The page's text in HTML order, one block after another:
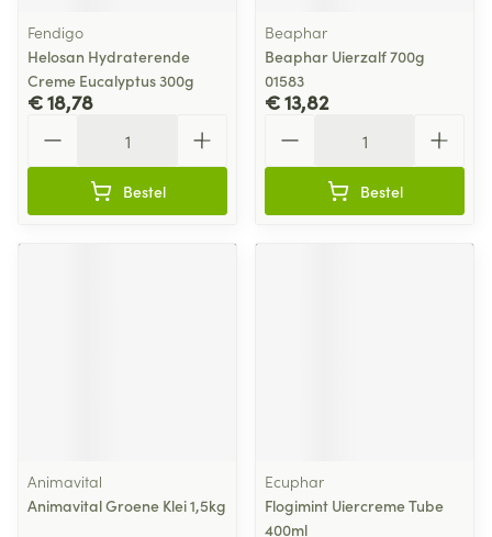
Fendigo
Helosan Hydraterende
Creme Eucalyptus 300g
€ 18,78
Bestel
Beaphar
Beaphar Uierzalf 700g
01583
€ 13,82
Bestel
Animavital
Animavital Groene Klei 1,5kg
Ecuphar
Flogimint Uiercreme Tube
400ml